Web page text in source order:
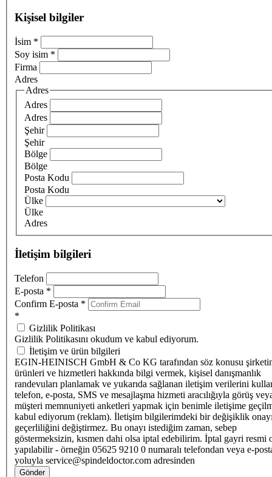
Kişisel bilgiler
İsim *
Soy isim *
Firma
Adres
Adres
Adres
Adres
Şehir
Şehir
Bölge
Bölge
Posta Kodu
Posta Kodu
Ülke
Ülke
Adres
İletişim bilgileri
Telefon
E-posta *
Confirm E-posta *
*
Gizlilik Politikası
Gizlilik Politikasını okudum ve kabul ediyorum.
İletişim ve ürün bilgileri
EGIN-HEINISCH GmbH & Co KG tarafından söz konusu
ürünleri ve hizmetleri hakkında bilgi vermek, kişisel danışmanlık
randevuları planlamak ve yukarıda sağlanan iletişim verilerini
telefon, e-posta, SMS ve mesajlaşma hizmeti aracılığıyla görüş
müşteri memnuniyeti anketleri yapmak için benimle iletişime
kabul ediyorum (reklam). İletişim bilgilerimdeki bir değişiklik
geçerliliğini değiştirmez. Bu onayı istediğim zaman, sebep
göstermeksizin, kısmen dahi olsa iptal edebilirim. İptal gayri resmi
yapılabilir - örneğin 05625 9210 0 numaralı telefondan veya e-
yoluyla service@spindeldoctor.com adresinden
Gönder